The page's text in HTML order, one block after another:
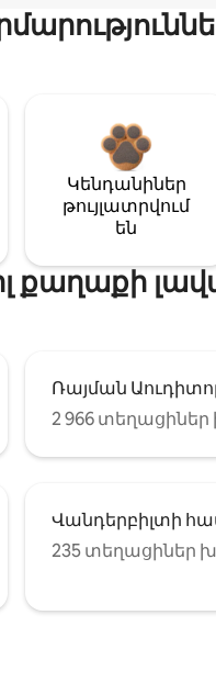
Կենդանիներ
թույլատրվում
են
քաղաքի
Ռայման
2 966 տեղացիներ
Վանդերբիլտի
235 տեղացիներ